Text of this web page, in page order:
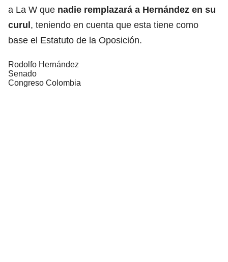
a La W que nadie remplazará a Hernández en su
curul, teniendo en cuenta que esta tiene como
base el Estatuto de la Oposición.
Rodolfo Hernández
Senado
Congreso Colombia